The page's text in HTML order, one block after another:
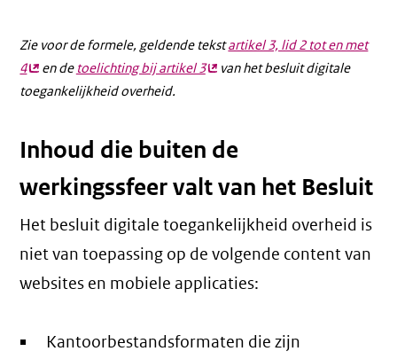
Zie voor de formele, geldende tekstartikel 3, lid 2 tot en met
4(externe
link)
en de toelichting bij artikel 3(externe
van het besluit digitale
toegankelijkheid overheid.
Inhoud die buiten de
werkingssfeer valt van het Besluit
Het besluit digitale toegankelijkheid overheid is
niet van toepassing op de volgende content van
websites en mobiele applicaties:
Kantoorbestandsformaten die zijn